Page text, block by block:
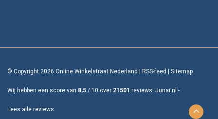
© Copyright 2026 Online Winkelstraat Nederland RSS-feed Sitemap
Wij hebben een score van 8,5 / 10 over 21501 reviews! Junai.nl -
Lees alle reviews